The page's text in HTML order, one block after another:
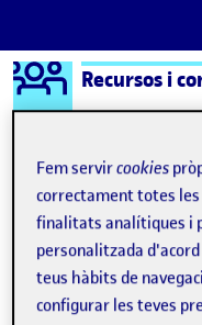
Saltar al contingut
Logo Ágora
Recursos i
Semestre 20221 - Aula 2
5
Fem servircookies
correctament totes
finalitats analítiques i
personalitzada
teus hàbits de
configurar les teves